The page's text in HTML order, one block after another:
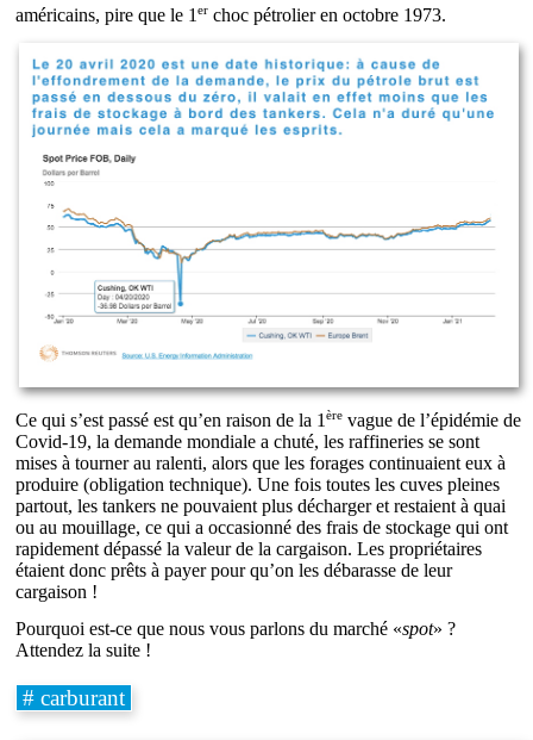
américains, pire que le 1er choc pétrolier en octobre 1973.
Ce qui s’est passé est qu’en raison de la 1ère vague de l’épidémie de
Covid-19, la demande mondiale a chuté, les raffineries se sont
mises à tourner au ralenti, alors que les forages continuaient eux à
produire (obligation technique). Une fois toutes les cuves pleines
partout, les tankers ne pouvaient plus décharger et restaient à quai
ou au mouillage, ce qui a occasionné des frais de stockage qui ont
rapidement dépassé la valeur de la cargaison. Les propriétaires
étaient donc prêts à payer pour qu’on les débarasse de leur
cargaison !
Pourquoi est-ce que nous vous parlons du marché «spot» ?
Attendez la suite !
# carburant